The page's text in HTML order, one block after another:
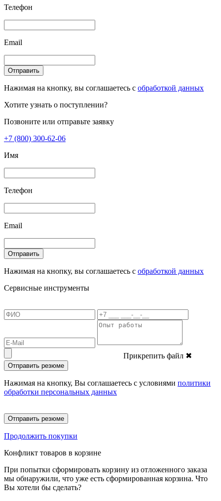
Телефон
Email
Отправить
Нажимая на кнопку, вы соглашаетесь с обработкой данных
Хотите узнать о поступлении?
Позвоните или отправьте заявку
+7 (800) 300-62-06
Имя
Телефон
Email
Отправить
Нажимая на кнопку, вы соглашаетесь с обработкой данных
Сервисные инструменты
Прикрепить файл ✖
Отправить резюме
Нажимая на кнопку, Вы соглашаетесь с условиями политики
обработки персональных данных
Отправить резюме
Продолжить покупки
Конфликт товаров в корзине
При попытки сформировать корзину из отложенного заказа
мы обнаружили, что уже есть сформированная корзина. Что
Вы хотели бы сделать?